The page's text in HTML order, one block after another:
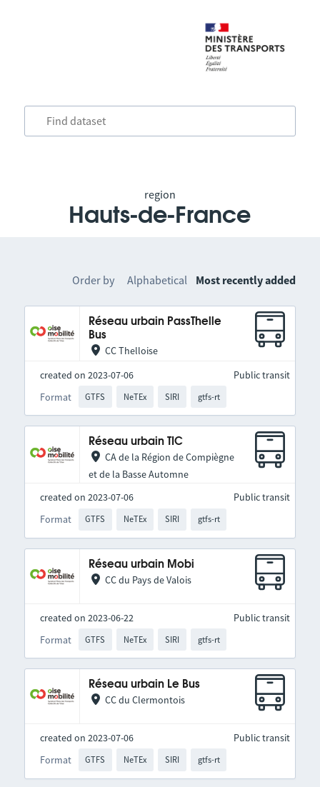
region
Hauts-de-France
Order by Alphabetical Most recently added
Réseau urbain PassThelle
Bus
CC Thelloise
created on 2023-07-06
Format
GTFS NeTEx SIRI gtfs-rt
Public transit
Réseau urbain TIC
CA de la Région de Compiègne
et de la Basse Automne
created on 2023-07-06
Format
GTFS NeTEx SIRI gtfs-rt
Public transit
Réseau urbain Mobi
CC du Pays de Valois
created on 2023-06-22
Format
GTFS NeTEx SIRI gtfs-rt
Public transit
Réseau urbain Le Bus
CC du Clermontois
created on 2023-07-06
Format
GTFS NeTEx SIRI gtfs-rt
Public transit